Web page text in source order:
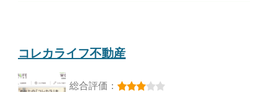
コレカライフ不動産
総合評価：